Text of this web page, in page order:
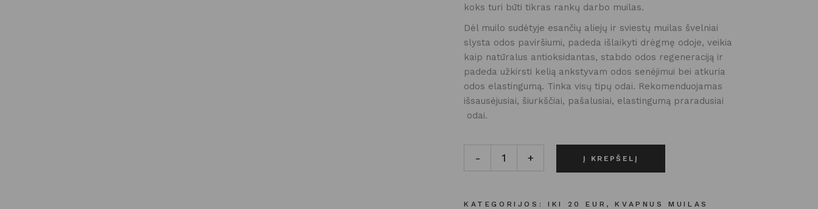
koks turi būti tikras rankų darbo muilas.
Dėl muilo sudėtyje esančių aliejų ir sviestų muilas švelniai
slysta odos paviršiumi, padeda išlaikyti drėgmę odoje, veikia
kaip natūralus antioksidantas, stabdo odos regeneraciją ir
padeda užkirsti kelią ankstyvam odos senėjimui bei atkuria
odos elastingumą. Tinka visų tipų odai. Rekomenduojamas
išsausėjusiai, šiurkščiai, pašalusiai, elastingumą praradusiai
odai.
NATŪRALUS RANKŲ DARBO MUILAS | GRANATŲ kiekis
- + Į KREPŠELĮ
KATEGORIJOS: IKI 20 EUR ,KVAPNUS MUILAS